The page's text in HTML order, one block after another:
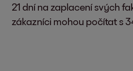
21 dní na zaplacení svých
zákazníci mohou počítat s